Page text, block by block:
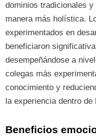
dominios tradicionales
manera más holística.
experimentados en
beneficiaron
desempeñándose a
colegas más
conocimiento y
la experiencia dentro de
Beneficios